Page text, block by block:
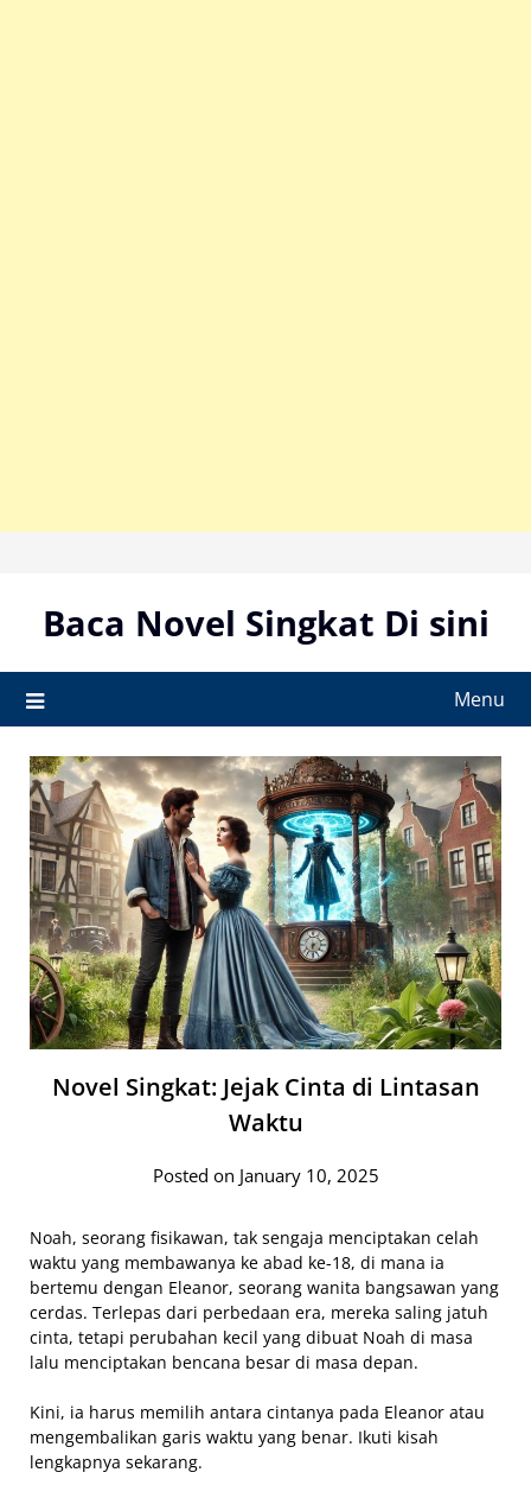
contentBaca Novel Singkat Di sini
Menu
Novel Singkat: Jejak Cinta di Lintasan
Waktu
Posted on January 10, 2025
Noah, seorang fisikawan, tak sengaja menciptakan celah
waktu yang membawanya ke abad ke-18, di mana ia
bertemu dengan Eleanor, seorang wanita bangsawan yang
cerdas. Terlepas dari perbedaan era, mereka saling jatuh
cinta, tetapi perubahan kecil yang dibuat Noah di masa
lalu menciptakan bencana besar di masa depan.
Kini, ia harus memilih antara cintanya pada Eleanor atau
mengembalikan garis waktu yang benar. Ikuti kisah
lengkapnya sekarang.